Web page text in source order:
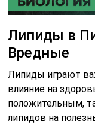
Липиды в
Вредные
Липиды играют
влияние на
положительным,
липидов на